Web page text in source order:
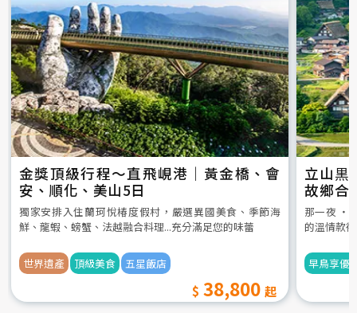
金獎頂級行程～直飛峴港｜黃金橋、會
安、順化、美山5日
獨家安排入住蘭珂悅椿度假村，嚴選異國美食、季節海
鮮、龍蝦、螃蟹、法越融合料理...充分滿足您的味蕾
世界遺產 頂級美食 五星飯店
38,800
立山黒
故鄉合
5日
那一夜 ‧
的溫情款
早鳥享優